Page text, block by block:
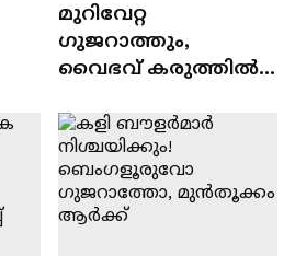
മുറിവേറ്റ
ഗുജറാത്തും,
വൈഭവ് കരുത്തില്‍
മുൻതൂക്കം ആർക്ക്?